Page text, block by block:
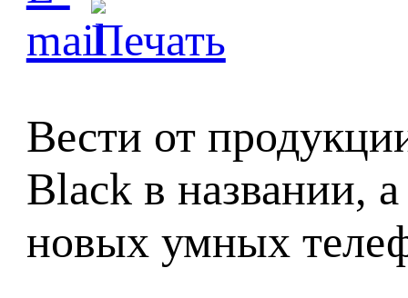
Вести от
Black в названии,
новых умных